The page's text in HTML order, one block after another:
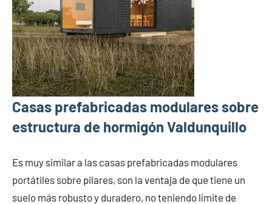
Casas prefabricadas modulares sobre
estructura de hormigón Valdunquillo
Es muy similar a las casas prefabricadas modulares
portátiles sobre pilares, son la ventaja de que tiene un
suelo más robusto y duradero, no teniendo límite de